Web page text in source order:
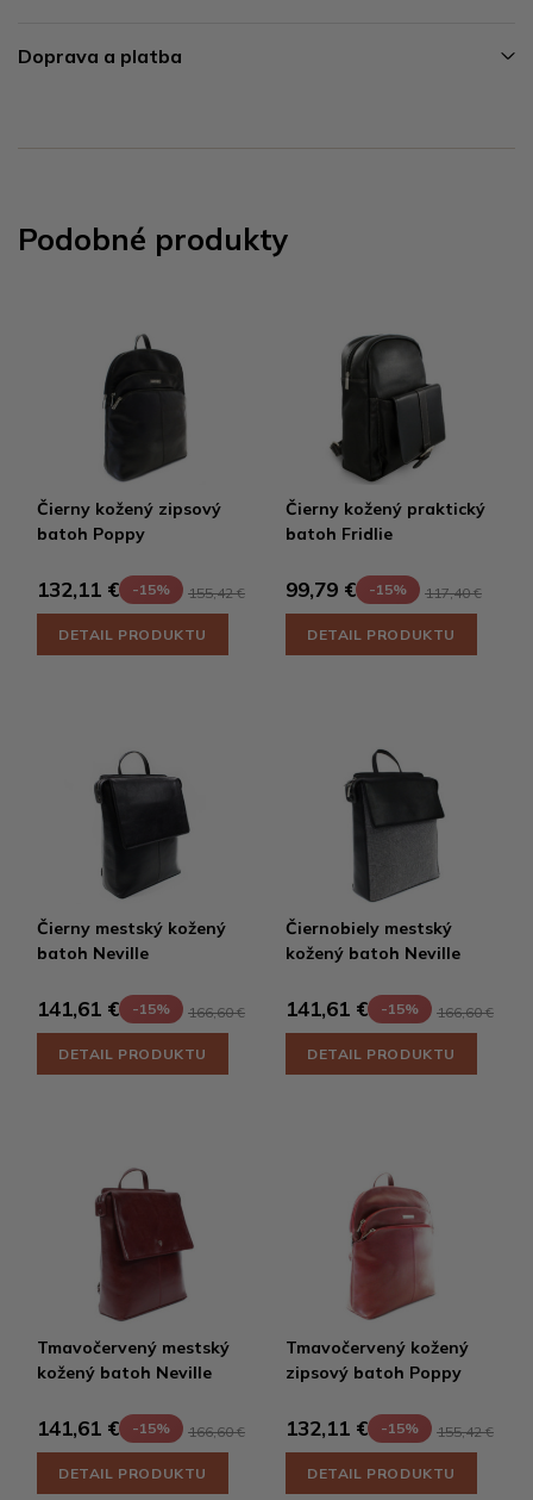
Doprava a platba
Podobné produkty
Čierny kožený zipsový
batoh Poppy
132,11 € -15% 155,42 €
DETAIL PRODUKTU
Čierny kožený praktický
batoh Fridlie
99,79 € -15% 117,40 €
DETAIL PRODUKTU
Čierny mestský kožený
batoh Neville
141,61 € -15% 166,60 €
DETAIL PRODUKTU
Čiernobiely mestský
kožený batoh Neville
141,61 € -15% 166,60 €
DETAIL PRODUKTU
Tmavočervený mestský
kožený batoh Neville
141,61 € -15% 166,60 €
DETAIL PRODUKTU
Tmavočervený kožený
zipsový batoh Poppy
132,11 € -15% 155,42 €
DETAIL PRODUKTU